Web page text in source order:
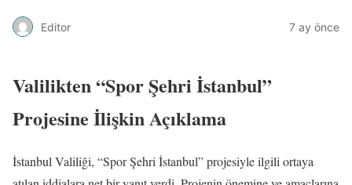
Editor 7 ay önce
Valilikten “Spor Şehri İstanbul”
Projesine İlişkin Açıklama
İstanbul Valiliği, “Spor Şehri İstanbul” projesiyle ilgili ortaya